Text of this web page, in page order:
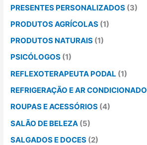
PRESENTES PERSONALIZADOS (3)
PRODUTOS AGRÍCOLAS (1)
PRODUTOS NATURAIS (1)
PSICÓLOGOS (1)
REFLEXOTERAPEUTA PODAL (1)
REFRIGERAÇÃO E AR CONDICIONADO
ROUPAS E ACESSÓRIOS (4)
SALÃO DE BELEZA (5)
SALGADOS E DOCES (2)